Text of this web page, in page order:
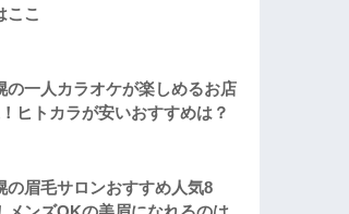
ここ
の一人カラオケが楽しめるお店
ヒトカラが安いおすすめは？
の眉毛サロンおすすめ人気8